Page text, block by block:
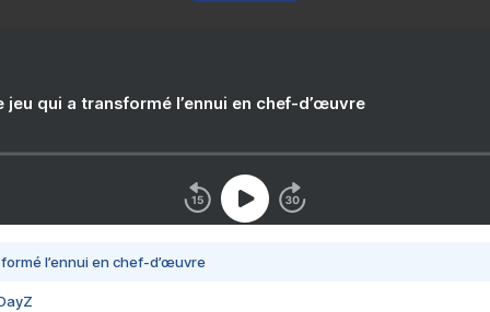
jeu qui a transformé l’ennui en chef-d’œuvre
l’ennui en chef-d’œuvre